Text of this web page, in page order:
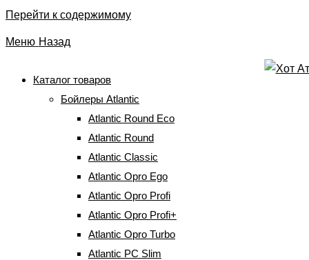
Перейти к содержимому
Меню Назад
Каталог товаров
Бойлеры Atlantic
Atlantic Round Eco
Atlantic Round
Atlantic Classic
Atlantic Opro Ego
Atlantic Opro Profi
Atlantic Opro Profi+
Atlantic Opro Turbo
Atlantic PC Slim
Конвектор Atlantic F119
CMG TLC/M2 (2000W)
Электрические конвекторы
Atlantic F119 CMG TLC/M2 (2000W)